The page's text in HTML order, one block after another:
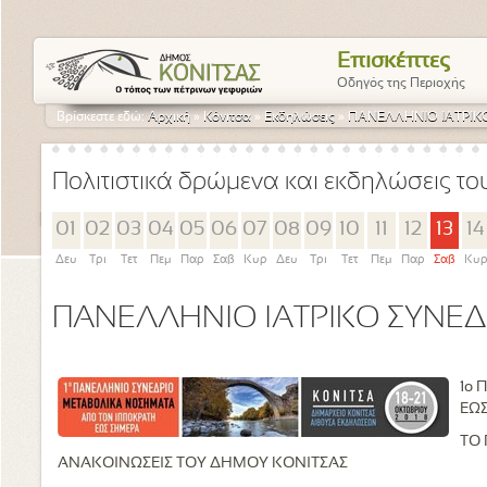
Επισκέπτες
Οδηγός της Περιοχής
Βρίσκεστε εδώ:Αρχική » Κόνιτσα » Εκδηλώσεις » ΠΑΝΕΛΛΗΝΙΟ
Πολιτιστικά δρώμενα και εκδηλώσεις
01
Δευ
02
Τρι
03
Τετ
04
Πεμ
05
Παρ
06
Σαβ
07
Κυρ
08
Δευ
09
Τρι
10
Τετ Πεμ
12
Παρ
13
Σαβ
14
Κυρ
ΠΑΝΕΛΛΗΝΙΟ ΙΑΤΡΙΚΟ
1ο
ΑΝΑΚΟΙΝΩΣΕΙΣ ΤΟΥ ΔΗΜΟΥ ΚΟΝΙΤΣΑΣ